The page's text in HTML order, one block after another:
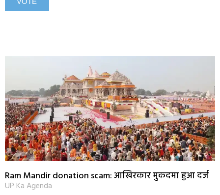
Ram Mandir donation scam: आखिरकार मुकदमा हुआ दर्ज
UP Ka Agenda